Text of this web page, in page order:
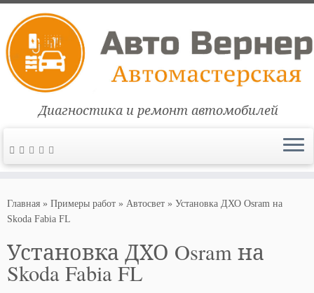
содержимому
Диагностика и ремонт автомобилей
Главная » Примеры работ » Автосвет » Установка ДХО Osram на
Skoda Fabia FL
Установка ДХО Osram на
Skoda Fabia FL